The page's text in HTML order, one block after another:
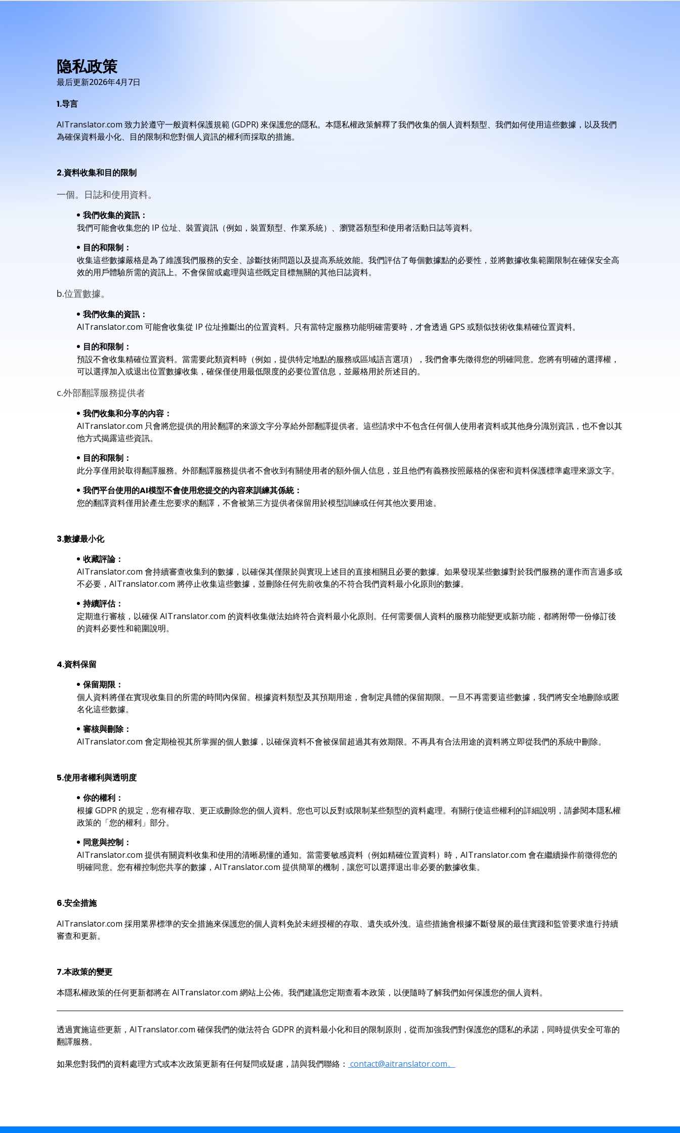
隐私政策
最后更新2026年4月7日
1.导言
AITranslator.com 致力於遵守一般資料保護規範 (GDPR) 來保護您的隱私。本隱私權政策解釋了我們收集的個人資料類型、我們如何使用這些數據，以及我們
為確保資料最小化、目的限制和您對個人資訊的權利而採取的措施。
2.資料收集和目的限制
一個。日誌和使用資料。
我們收集的資訊：
我們可能會收集您的 IP 位址、裝置資訊（例如，裝置類型、作業系統）、瀏覽器類型和使用者活動日誌等資料。
目的和限制：
收集這些數據嚴格是為了維護我們服務的安全、診斷技術問題以及提高系統效能。我們評估了每個數據點的必要性，並將數據收集範圍限制在確保安全高
效的用戶體驗所需的資訊上。不會保留或處理與這些既定目標無關的其他日誌資料。
b.位置數據。
我們收集的資訊：
AITranslator.com 可能會收集從 IP 位址推斷出的位置資料。只有當特定服務功能明確需要時，才會透過 GPS 或類似技術收集精確位置資料。
目的和限制：
預設不會收集精確位置資料。當需要此類資料時（例如，提供特定地點的服務或區域語言選項），我們會事先徵得您的明確同意。您將有明確的選擇權，
可以選擇加入或退出位置數據收集，確保僅使用最低限度的必要位置信息，並嚴格用於所述目的。
c.外部翻譯服務提供者
我們收集和分享的內容：
AITranslator.com 只會將您提供的用於翻譯的來源文字分享給外部翻譯提供者。這些請求中不包含任何個人使用者資料或其他身分識別資訊，也不會以其
他方式揭露這些資訊。
目的和限制：
此分享僅用於取得翻譯服務。外部翻譯服務提供者不會收到有關使用者的額外個人信息，並且他們有義務按照嚴格的保密和資料保護標準處理來源文字。
我們平台使用的AI模型不會使用您提交的內容來訓練其係統：
您的翻譯資料僅用於產生您要求的翻譯，不會被第三方提供者保留用於模型訓練或任何其他次要用途。
3.數據最小化
收藏評論：
AITranslator.com 會持續審查收集到的數據，以確保其僅限於與實現上述目的直接相關且必要的數據。如果發現某些數據對於我們服務的運作而言過多或
不必要，AITranslator.com 將停止收集這些數據，並刪除任何先前收集的不符合我們資料最小化原則的數據。
持續評估：
定期進行審核，以確保 AITranslator.com 的資料收集做法始終符合資料最小化原則。任何需要個人資料的服務功能變更或新功能，都將附帶一份修訂後
的資料必要性和範圍說明。
4.資料保留
保留期限：
個人資料將僅在實現收集目的所需的時間內保留。根據資料類型及其預期用途，會制定具體的保留期限。一旦不再需要這些數據，我們將安全地刪除或匿
名化這些數據。
審核與刪除：
AITranslator.com 會定期檢視其所掌握的個人數據，以確保資料不會被保留超過其有效期限。不再具有合法用途的資料將立即從我們的系統中刪除。
5.使用者權利與透明度
你的權利：
根據 GDPR 的規定，您有權存取、更正或刪除您的個人資料。您也可以反對或限制某些類型的資料處理。有關行使這些權利的詳細說明，請參閱本隱私權
政策的「您的權利」部分。
同意與控制：
AITranslator.com 提供有關資料收集和使用的清晰易懂的通知。當需要敏感資料（例如精確位置資料）時，AITranslator.com 會在繼續操作前徵得您的
明確同意。您有權控制您共享的數據，AITranslator.com 提供簡單的機制，讓您可以選擇退出非必要的數據收集。
6.安全措施
AITranslator.com 採用業界標準的安全措施來保護您的個人資料免於未經授權的存取、遺失或外洩。這些措施會根據不斷發展的最佳實踐和監管要求進行持續
審查和更新。
7.本政策的變更
本隱私權政策的任何更新都將在 AITranslator.com 網站上公佈。我們建議您定期查看本政策，以便隨時了解我們如何保護您的個人資料。
透過實施這些更新，AITranslator.com 確保我們的做法符合 GDPR 的資料最小化和目的限制原則，從而加強我們對保護您的隱私的承諾，同時提供安全可靠的
翻譯服務。
如果您對我們的資料處理方式或本次政策更新有任何疑問或疑慮，請與我們聯絡： contact@aitranslator.com。